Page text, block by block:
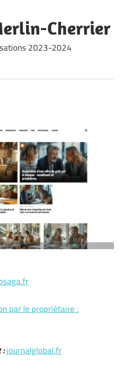
Cherrier
2023-2024
par le propriétaire :
:journalglobal.fr